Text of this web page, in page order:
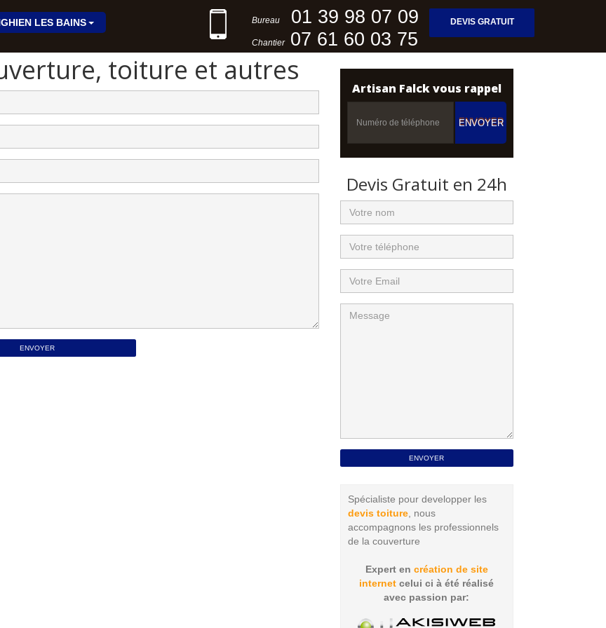
LES BAINS Bureau 01 39 98 07 09
Chantier07 61 60 03 75
DEVIS GRATUIT
toiture et autres
Artisan Falck vous rappel
ENVOYER
Devis Gratuit en 24h
Spécialiste pour developper les
devis toiture, nous
accompagnons les professionnels
de la couverture
Expert en création de site
internet celui ci à été réalisé
avec passion par: